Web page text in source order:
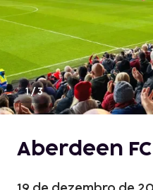
1/3
Aberdeen FC